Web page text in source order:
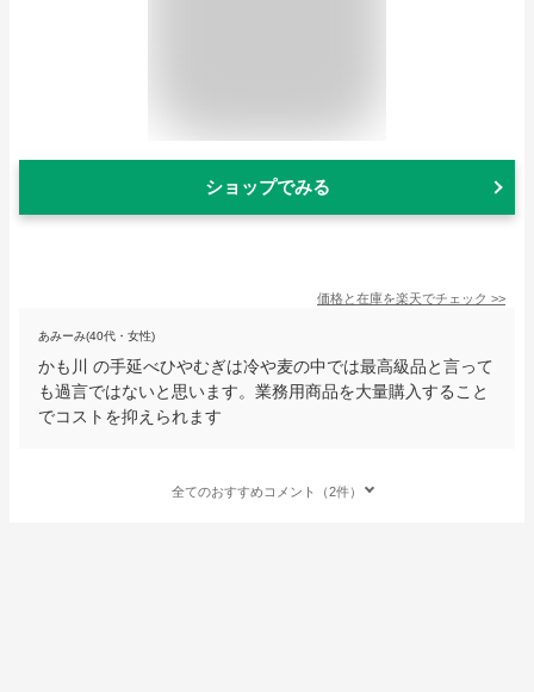
ショップでみる
価格と在庫を楽天でチェック >>
あみーみ(40代・女性)
かも川 の手延べひやむぎは冷や麦の中では最高級品と言って
も過言ではないと思います。業務用商品を大量購入すること
でコストを抑えられます
全てのおすすめコメント（2件）